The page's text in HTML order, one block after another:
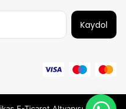
Kaydol